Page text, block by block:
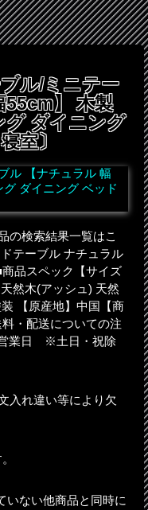
ル/ミニテー
55cm】 木製
グ ダイニング
室〕
の検索結果一覧はこ
テーブル ナチュラル
商品スペック【サイズ
然木(アッシュ) 天然
【原産地】中国【商
・配送についての注
営業日 ※土日・祝除
入れ違い等により欠
いない他商品と同時に